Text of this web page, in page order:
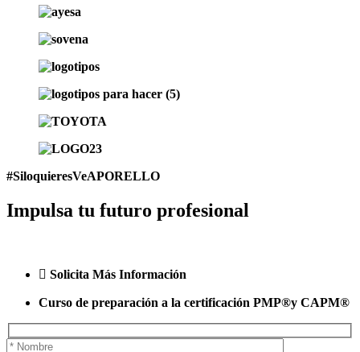
#SiloquieresVeAPORELLO
Impulsa tu futuro profesional
Solicita Más Información
Curso de preparación a la certificación PMP®y CAPM®